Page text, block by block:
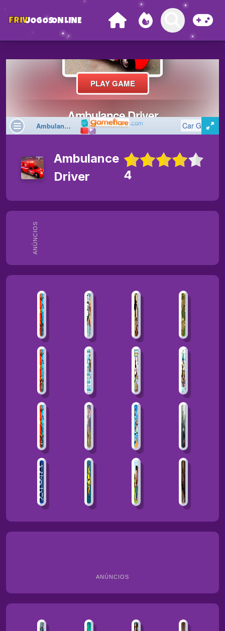
FRIVJOGOSONLINE
ANÚNCIOS
Ambulance
Driver
4
ANÚNCIOS